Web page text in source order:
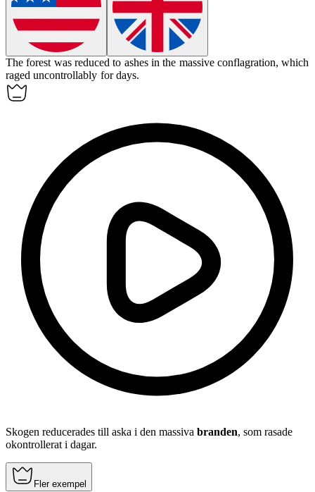
The forest was reduced to ashes in the massive conflagration, which
raged uncontrollably for days.
Skogen reducerades till aska i den massiva branden, som rasade
okontrollerat i dagar.
Fler exempel